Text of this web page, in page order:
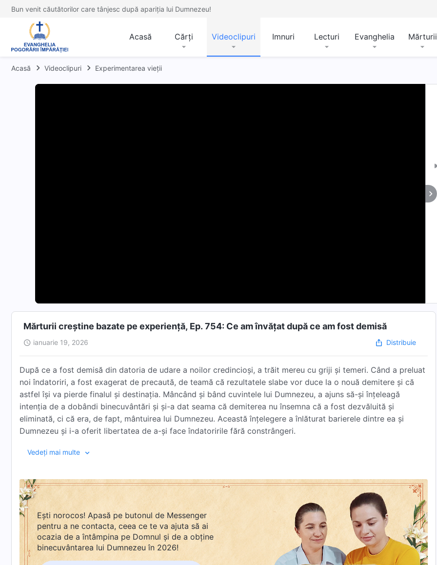
Bun venit căutătorilor care tânjesc după apariția lui Dumnezeu!
Acasă Cărți Videoclipuri Imnuri Lecturi Evanghelia Mărturii
Acasă Videoclipuri Experimentarea vieții
Mărturii creștine bazate pe experiență, Ep. 754: Ce am învățat după ce am fost demisă
ianuarie 19, 2026 Distribuie
După ce a fost demisă din datoria de udare a noilor credincioși, a trăit mereu cu griji și temeri. Când a preluat
noi îndatoriri, a fost exagerat de precaută, de teamă că rezultatele slabe vor duce la o nouă demitere și că
astfel își va pierde finalul și destinația. Mâncând și bând cuvintele lui Dumnezeu, a ajuns să-și înțeleagă
intenția de a dobândi binecuvântări și și-a dat seama că demiterea nu însemna că a fost dezvăluită și
eliminată, ci că era, de fapt, mântuirea lui Dumnezeu. Această înțelegere a înlăturat barierele dintre ea și
Dumnezeu și i-a oferit libertatea de a-și face îndatoririle fără constrângeri.
Vedeți mai multe
Ești norocos! Apasă pe butonul de Messenger
pentru a ne contacta, ceea ce te va ajuta să ai
ocazia de a întâmpina pe Domnul și de a obține
binecuvântarea lui Dumnezeu în 2026!